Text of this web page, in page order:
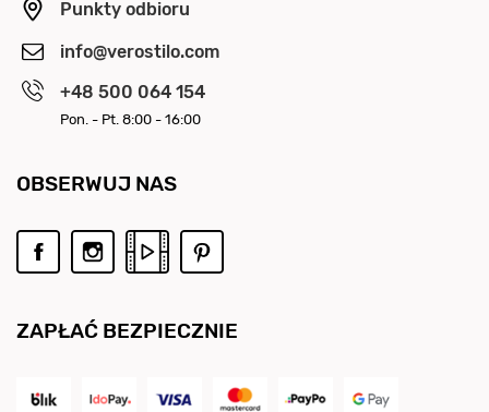
Punkty odbioru
info@verostilo.com
+48 500 064 154
Pon. - Pt. 8:00 - 16:00
ZAPŁAĆ BEZPIECZNIE
OBSERWUJ NAS